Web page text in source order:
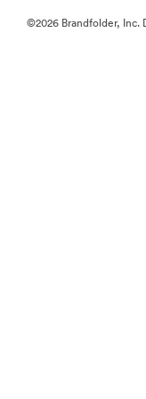
©2026 Brandfolder, Inc.